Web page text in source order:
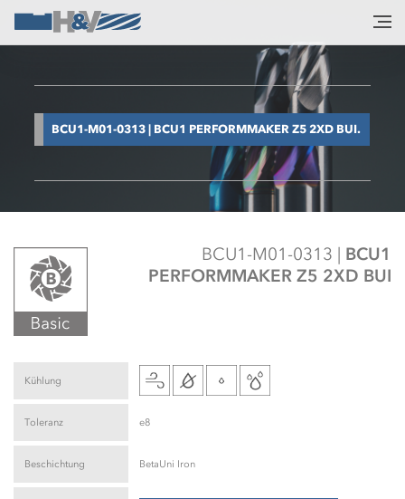
BCU1-M01-0313 | BCU1 PERFORMMAKER Z5 2XD BUI.
BCU1-M01-0313 | BCU1
PERFORMMAKER Z5 2XD BUI
Kühlung
Toleranz e8
Beschichtung BetaUni Iron